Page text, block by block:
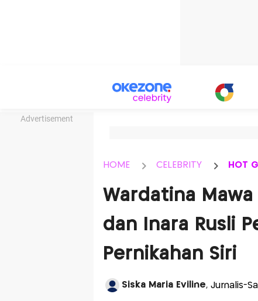
Advertisement
HOME CELEBRITY HOT
Wardatina
dan Inara Rusli
Pernikahan Siri
Siska Maria Eviline, Jurnalis-